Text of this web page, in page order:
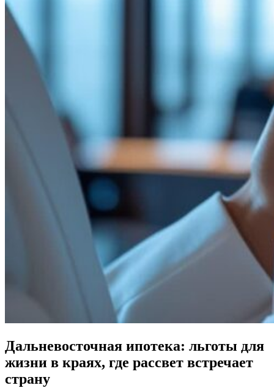
Дальневосточная ипотека: льготы для
жизни в краях, где рассвет встречает
страну